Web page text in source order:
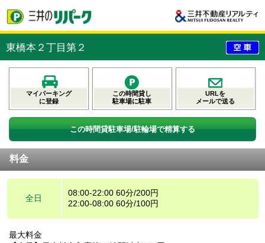
東橋本２丁目第２
マイパーキング
に登録
この時間貸し
駐車場に駐車
URLを
メールで送る
この時間貸駐車場/駐輪場で精算する
料金
全日
08:00-22:00 60分/200円
22:00-08:00 60分/100円
最大料金